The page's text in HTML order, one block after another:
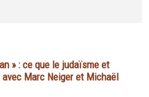
» : ce que le judaïsme et
Marc Neiger et Michaël